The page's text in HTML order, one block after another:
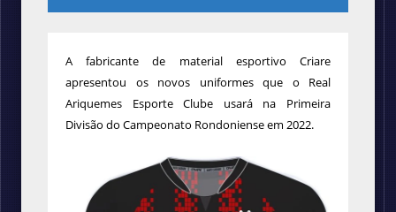
A fabricante de material esportivo Criare
apresentou os novos uniformes que o Real
Ariquemes Esporte Clube usará na Primeira
Divisão do Campeonato Rondoniense em 2022.